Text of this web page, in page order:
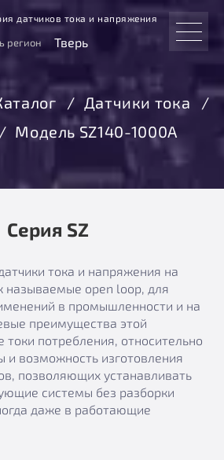
датчиков тока и напряжения
регион Тверь
Петербург
Датчики тока
Модель SZ140-1000А
Серия SZ
тока и напряжения на
называемые open loop, для
в промышленности и на
преимущества этой
токи потребления, относительно
и возможность изготовления
позволяющих устанавливать
системы без разборки
даже в работающие